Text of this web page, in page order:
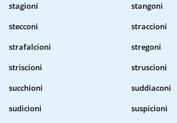
stagioni
stangoni
stecconi
straccioni
strafalcioni
stregoni
striscioni
struscioni
succhioni
suddiaconi
sudicioni
suspicioni